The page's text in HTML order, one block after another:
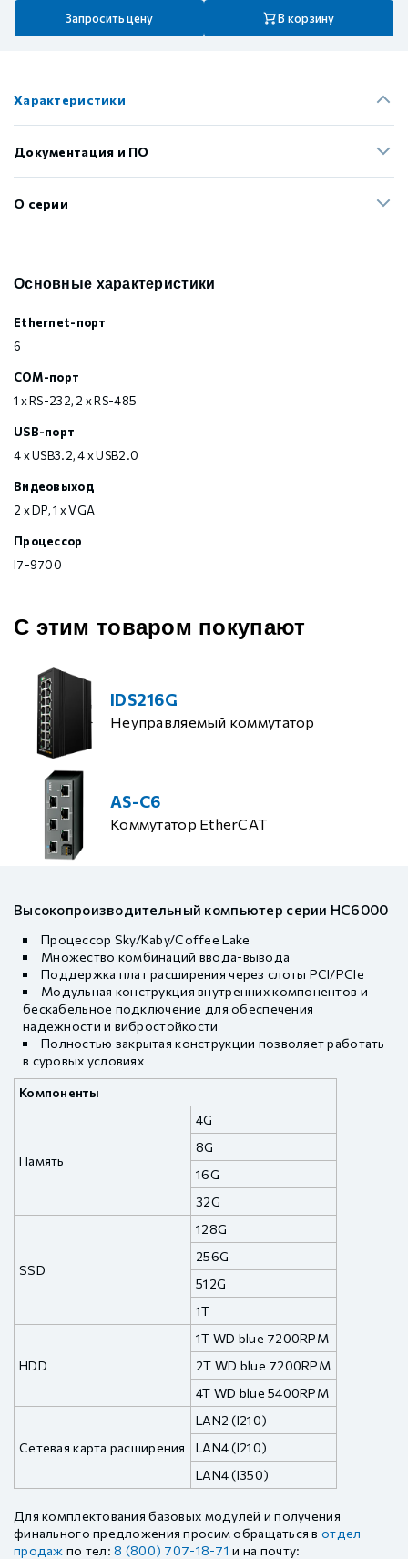
Запросить цену В корзину
Характеристики
Документация и ПО
О серии
Основные характеристики
Ethernet-порт
6
COM-порт
1 x RS-232, 2 x RS-485
USB-порт
4 х USB3.2, 4 х USB2.0
Видеовыход
2 x DP, 1 x VGA
Процессор
I7-9700
С этим товаром покупают
IDS216G
Неуправляемый коммутатор
AS-C6
Коммутатор EtherCAT
Высокопроизводительный компьютер серии HC6000
Процессор Sky/Kaby/Coffee Lake
Множество комбинаций ввода-вывода
Поддержка плат расширения через слоты PCI/PCIe
Модульная конструкция внутренних компонентов и
бескабельное подключение для обеспечения
надежности и вибростойкости
Полностью закрытая конструкции позволяет работать
в суровых условиях
Компоненты
Память
4G
8G
16G
32G
SSD
128G
256G
512G
1T
HDD
1T WD blue 7200RPM
2T WD blue 7200RPM
4T WD blue 5400RPM
Сетевая карта расширения
LAN2 (I210)
LAN4 (I210)
LAN4 (I350)
Для комплектования базовых модулей и получения
финального предложения просим обращаться вотдел
продаж по тел:8 (800) 707-18-71 и на почту: